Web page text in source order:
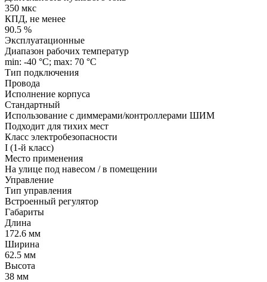
350 мкс
КПД, не менее
90.5 %
Эксплуатационные
Диапазон рабочих температур
min: -40 °C; max: 70 °C
Тип подключения
Провода
Исполнение корпуса
Стандартный
Использование с диммерами/контроллерами ШИМ
Подходит для тихих мест
Класс электробезопасности
I (1-й класс)
Место применения
На улице под навесом / в помещении
Управление
Тип управления
Встроенный регулятор
Габариты
Длина
172.6 мм
Ширина
62.5 мм
Высота
38 мм